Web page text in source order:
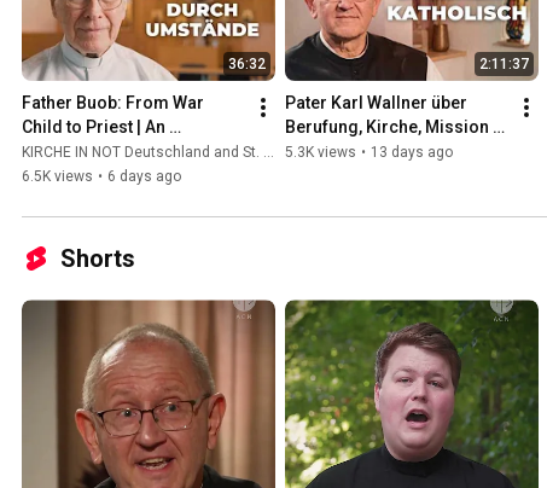
36:32
Father Buob: From War
Child to Priest | An
Extraordinary Story of
Calling
KIRCHE IN NOT Deutschland and St. Ulrich Hochaltingen
6.5K views • 6 days ago
2:11:37
Pater Karl Wallner über
Berufung, Kirche, Mission
und das spannendste Leben
5.3K views • 13 days ago
Shorts